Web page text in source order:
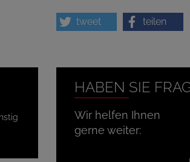
tweet teilen
HABEN SIE
Wir helfen Ihnen
gerne weiter: